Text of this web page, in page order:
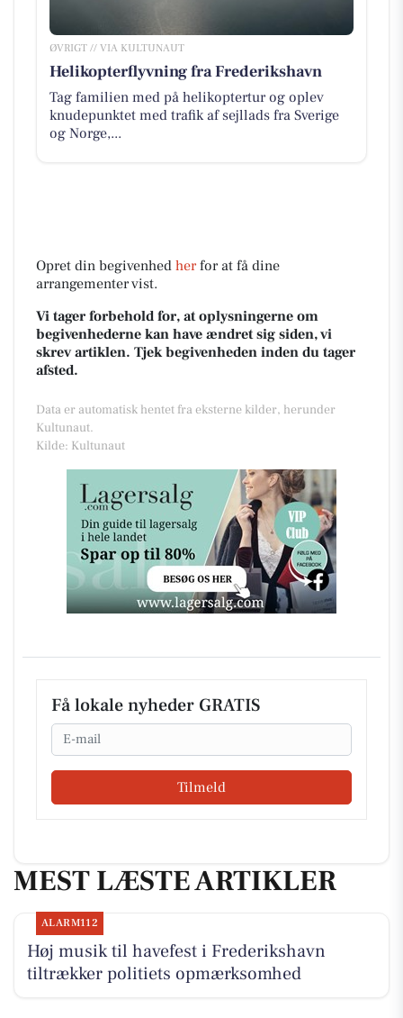
ØVRIGT // VIA KULTUNAUT
Helikopterflyvning fra Frederikshavn
Tag familien med på helikoptertur og oplev
knudepunktet med trafik af sejllads fra Sverige
og Norge,...
Opret din begivenhed herfor at få dine
arrangementer vist.
Vi tager forbehold for, at oplysningerne om
begivenhederne kan have ændret sig siden, vi
skrev artiklen. Tjek begivenheden inden du tager
afsted.
Data er automatisk hentet fra eksterne kilder, herunder
Kultunaut.
Kilde: Kultunaut
Få lokale nyheder GRATIS
Email
Tilmeld
MEST LÆSTE ARTIKLER
ALARM112
Høj musik til havefest i Frederikshavn
tiltrækker politiets opmærksomhed